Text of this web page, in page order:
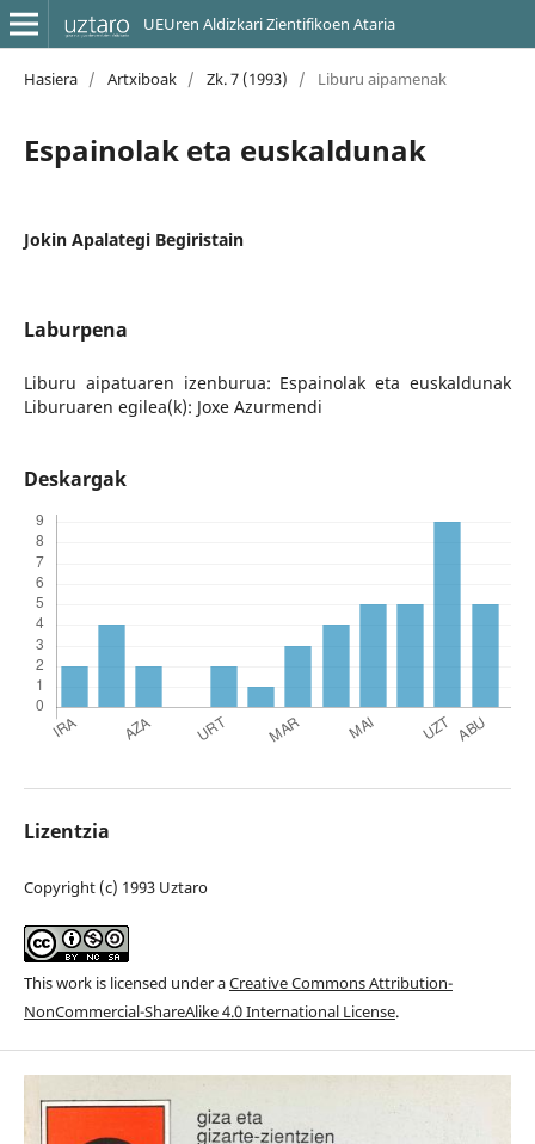
UEUren Aldizkari Zientifikoen Ataria
Hasiera / Artxiboak / Zk. 7 (1993) / Liburu aipamenak
Espainolak eta euskaldunak
Jokin Apalategi Begiristain
Laburpena
Liburu aipatuaren izenburua: Espainolak eta euskaldunak
Liburuaren egilea(k): Joxe Azurmendi
Deskargak
Lizentzia
Copyright (c) 1993 Uztaro
This work is licensed under aCreative Commons Attribution-
NonCommercial-ShareAlike 4.0 International License.